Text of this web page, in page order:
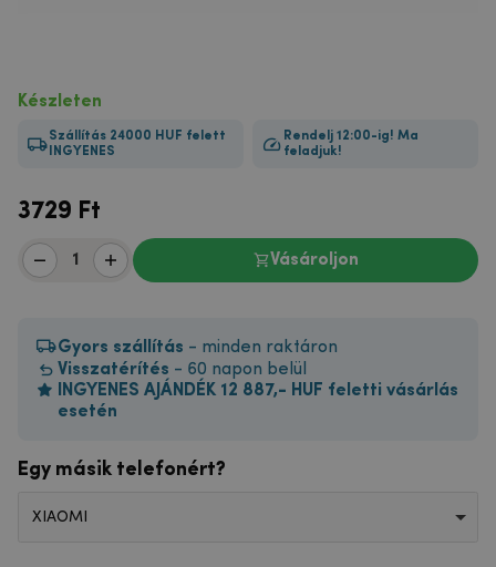
Készleten
Szállítás 24000 HUF felett
INGYENES
Rendelj 12:00-ig! Ma
feladjuk!
3729 Ft
Vásároljon
Gyors szállítás - minden raktáron
Visszatérítés - 60 napon belül
INGYENES AJÁNDÉK 12 887,- HUF feletti vásárlás
esetén
Egy másik telefonért?
XIAOMI